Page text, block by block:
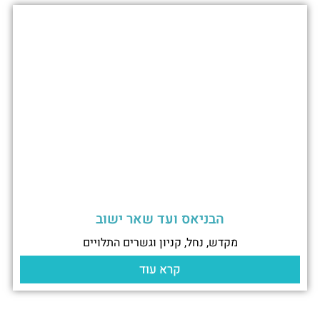
הבניאס ועד שאר ישוב
מקדש, נחל, קניון וגשרים התלויים
קרא עוד